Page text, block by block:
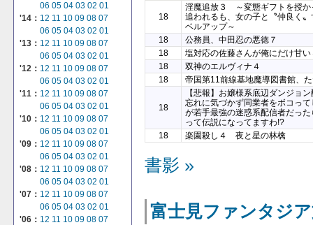
06 05 04 03 02 01
'14： 12 11 10 09 08 07
06 05 04 03 02 01
'13： 12 11 10 09 08 07
06 05 04 03 02 01
'12： 12 11 10 09 08 07
06 05 04 03 02 01
'11： 12 11 10 09 08 07
06 05 04 03 02 01
'10： 12 11 10 09 08 07
06 05 04 03 02 01
'09： 12 11 10 09 08 07
06 05 04 03 02 01
'08： 12 11 10 09 08 07
06 05 04 03 02 01
'07： 12 11 10 09 08 07
06 05 04 03 02 01
'06： 12 11 10 09 08 07
18
淫魔追放３ ～変態ギフトを授か
追われるも、女の子と〝仲良く
ベルアップ～
18
公務員、中田忍の悪徳７
18
塩対応の佐藤さんが俺にだけ甘い
18
双神のエルヴィナ４
18
帝国第11前線基地魔導図書館、
18
【悲報】お嬢様系底辺ダンジョ
忘れに気づかず同業者をボコっ
が若手最強の迷惑系配信者だっ
って伝説になってますわ!?
18
楽園殺し４ 夜と星の林檎
書影 »
富士見ファンタジ